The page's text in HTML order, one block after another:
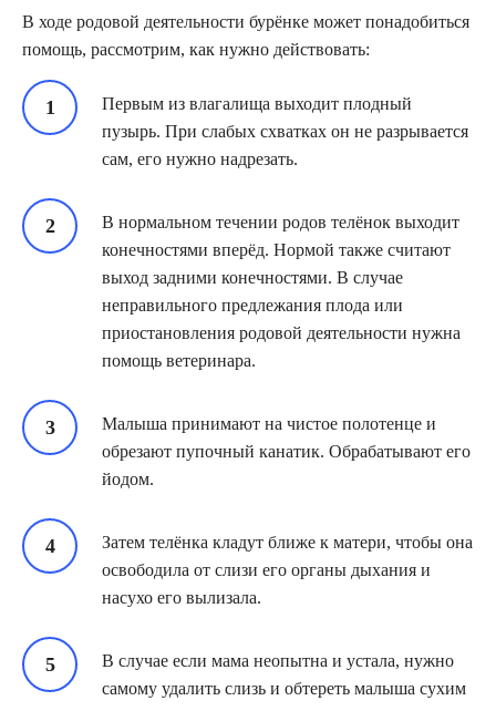
В ходе родовой деятельности бурёнке может понадобиться
помощь, рассмотрим, как нужно действовать:
Первым из влагалища выходит плодный
пузырь. При слабых схватках он не разрывается
сам, его нужно надрезать.
В нормальном течении родов телёнок выходит
конечностями вперёд. Нормой также считают
выход задними конечностями. В случае
неправильного предлежания плода или
приостановления родовой деятельности нужна
помощь ветеринара.
Малыша принимают на чистое полотенце и
обрезают пупочный канатик. Обрабатывают его
йодом.
Затем телёнка кладут ближе к матери, чтобы она
освободила от слизи его органы дыхания и
насухо его вылизала.
В случае если мама неопытна и устала, нужно
самому удалить слизь и обтереть малыша сухим